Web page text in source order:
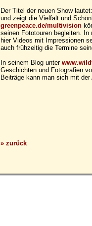
Der Titel der neuen Show
und zeigt die Vielfalt und
greenpeace.de/multivision
seinen Fototouren begleiten.
hier Videos mit Impressionen
auch frühzeitig die Termine
In seinem Blog unter
Geschichten und Fotografien
Beiträge kann man sich mit
» zurück